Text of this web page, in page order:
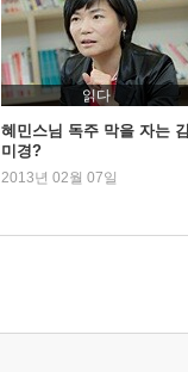
읽다
혜민스님 독주 막을 자는 김
미경?
2013년 02월 07일